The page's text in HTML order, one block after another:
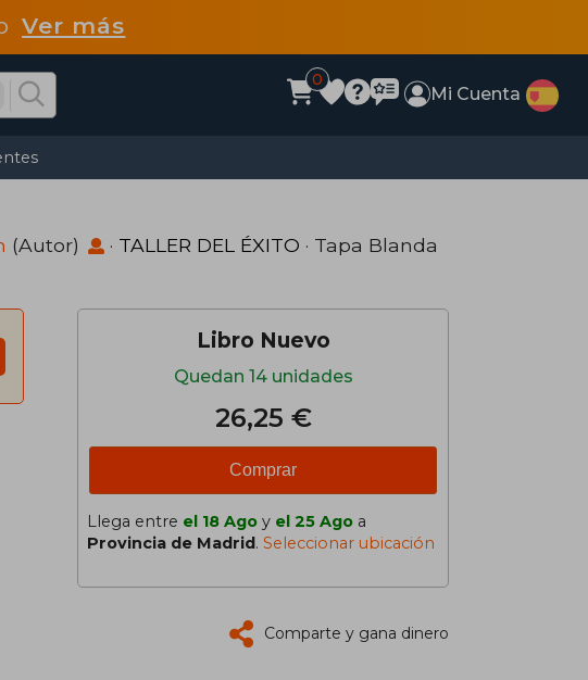
Ver más
0
Mi Cuenta
(Autor) · TALLER DEL ÉXITO · Tapa Blanda
Libro Nuevo
Quedan 14 unidades
26,25 €
Comprar
Llega entre el 18 Ago y el 25 Ago a
Provincia de Madrid. Seleccionar ubicación
Comparte y gana dinero